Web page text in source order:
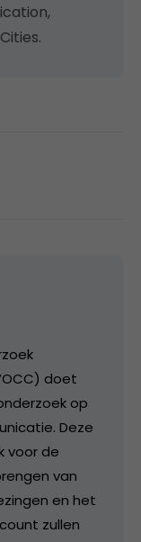
doet
op
Deze
voor de
van
en het
zullen